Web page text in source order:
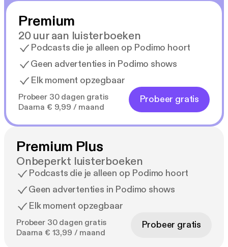
'Leest als een trein.' – Libelle
Premium
20 uur aan luisterboeken
Podcasts die je alleen op Podimo hoort
Geen advertenties in Podimo shows
Elk moment opzegbaar
Probeer 30 dagen gratis
Daarna € 9,99 / maand
Probeer gratis
Premium Plus
Onbeperkt luisterboeken
Podcasts die je alleen op Podimo hoort
Geen advertenties in Podimo shows
Elk moment opzegbaar
Probeer 30 dagen gratis
Daarna € 13,99 / maand
Probeer gratis